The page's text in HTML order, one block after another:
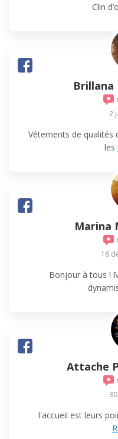
Clin
Brillana
2
Vêtements de qualités
les
Marina
16
Bonjour à tous !
Attache
l'accueil est leurs